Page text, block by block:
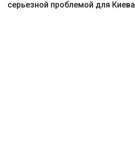
серьезной проблемой для Киева